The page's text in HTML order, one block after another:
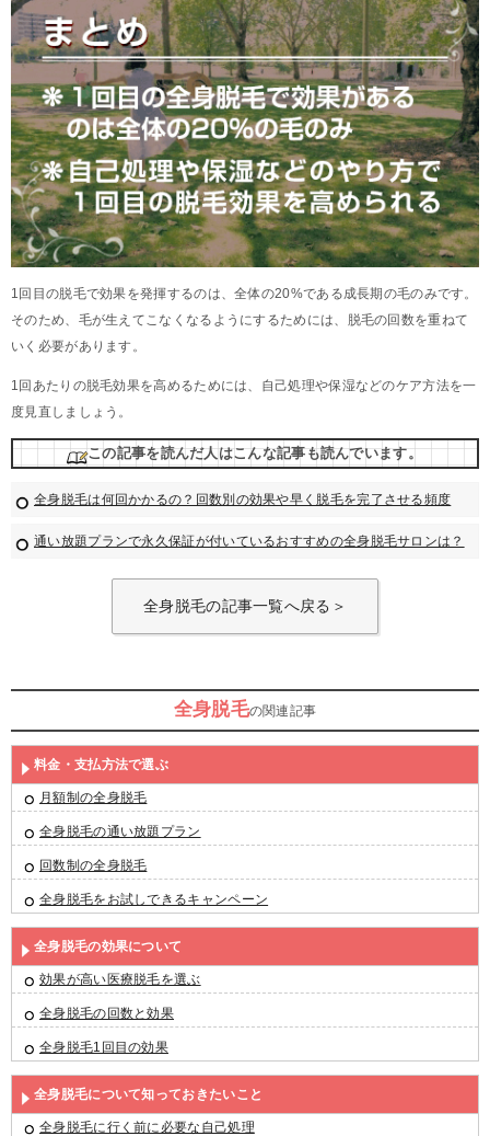
1回目の脱毛で効果を発揮するのは、全体の20%である成長期の毛のみです。
そのため、毛が生えてこなくなるようにするためには、脱毛の回数を重ねて
いく必要があります。
1回あたりの脱毛効果を高めるためには、自己処理や保湿などのケア方法を一
度見直しましょう。
この記事を読んだ人はこんな記事も読んでいます。
全身脱毛は何回かかるの？回数別の効果や早く脱毛を完了させる頻度
通い放題プランで永久保証が付いているおすすめの全身脱毛サロンは？
全身脱毛の記事一覧へ戻る＞
全身脱毛の関連記事
料金・支払方法で選ぶ
月額制の全身脱毛
全身脱毛の通い放題プラン
回数制の全身脱毛
全身脱毛をお試しできるキャンペーン
全身脱毛の効果について
効果が高い医療脱毛を選ぶ
全身脱毛の回数と効果
全身脱毛1回目の効果
全身脱毛について知っておきたいこと
全身脱毛に行く前に必要な自己処理